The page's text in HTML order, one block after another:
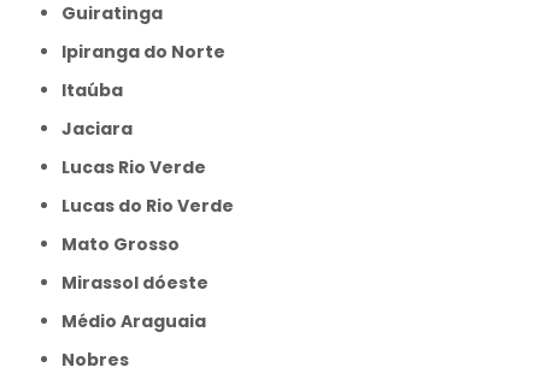
Guiratinga
Ipiranga do Norte
Itaúba
Jaciara
Lucas Rio Verde
Lucas do Rio Verde
Mato Grosso
Mirassol dóeste
Médio Araguaia
Nobres